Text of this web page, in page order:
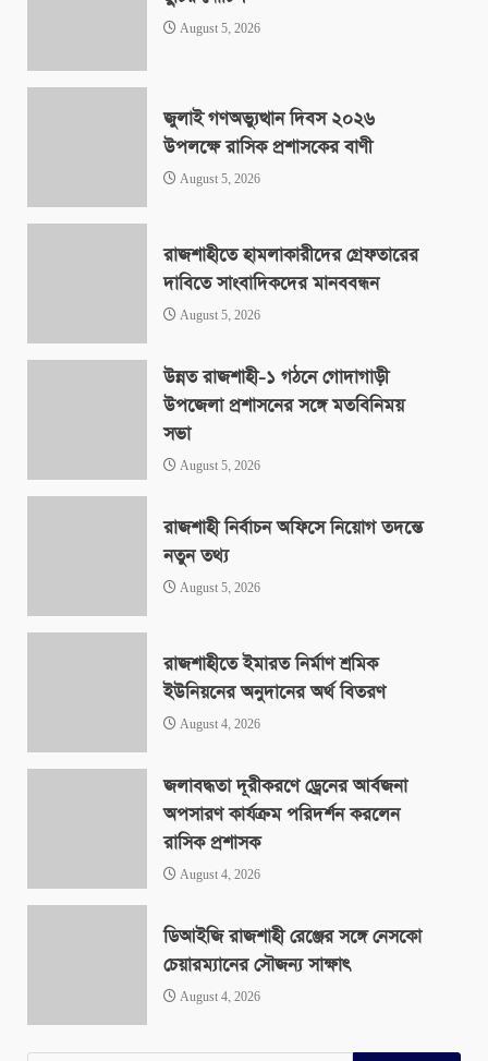
August 5, 2026
জুলাই গণঅভ্যুত্থান দিবস ২০২৬
উপলক্ষে রাসিক প্রশাসকের বাণী
August 5, 2026
রাজশাহীতে হামলাকারীদের গ্রেফতারের
দাবিতে সাংবাদিকদের মানববন্ধন
August 5, 2026
উন্নত রাজশাহী-১ গঠনে গোদাগাড়ী
উপজেলা প্রশাসনের সঙ্গে মতবিনিময়
সভা
August 5, 2026
রাজশাহী নির্বাচন অফিসে নিয়োগ তদন্তে
নতুন তথ্য
August 5, 2026
রাজশাহীতে ইমারত নির্মাণ শ্রমিক
ইউনিয়নের অনুদানের অর্থ বিতরণ
August 4, 2026
জলাবদ্ধতা দূরীকরণে ড্রেনের আর্বজনা
অপসারণ কার্যক্রম পরিদর্শন করলেন
রাসিক প্রশাসক
August 4, 2026
ডিআইজি রাজশাহী রেঞ্জের সঙ্গে নেসকো
চেয়ারম্যানের সৌজন্য সাক্ষাৎ
August 4, 2026